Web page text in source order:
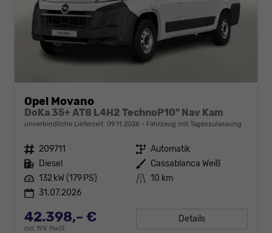
Opel Movano
DoKa 35+ AT8 L4H2 TechnoP10" Nav Kam
unverbindliche Lieferzeit: 09.11.2026 Fahrzeug mit Tageszulassung
Fahrzeugnr. 209711 Getriebe Automatik
Kraftstoff Diesel Außenfarbe Cassablanca Weiß
Leistung 132 kW (179 PS) Kilometerstand 10 km
31.07.2026
42.398,– €
incl. 19% MwSt.
Details